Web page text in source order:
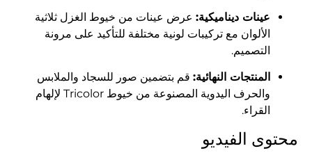
عينات ديناميكية: عرض عينات من خيوط الغزل ثلاثية
الألوان مع تركيبات لونية مختلفة للتأكيد على مرونة
التصميم.
المنتجات النهائية: قم بتضمين صور للسجاد والملابس
والحرف اليدوية المصنوعة من خيوط Tricolor لإلهام
القراء.
محتوى الفيديو